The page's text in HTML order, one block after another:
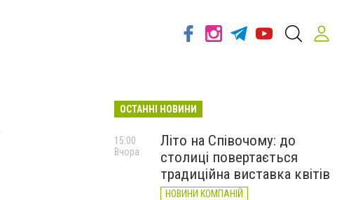
ОСТАННІ НОВИНИ
Літо на Співочому: до
столиці повертається
традиційна виставка квітів
НОВИНИ КОМПАНІЙ
15:00
Вчора